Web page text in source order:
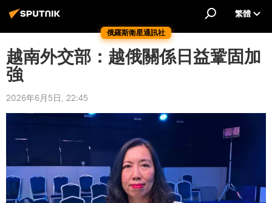
俄羅斯衛星通訊社
繁體
越南外交部：越俄關係日益鞏固加
強
2026年6月5日, 22:45